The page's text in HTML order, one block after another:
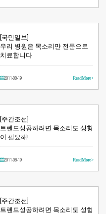
[국민일보]
우리 병원은 목소리만 전문으로
치료합니다
2011-08-19 Read More >
[주간조선]
트렌드성공하려면 목소리도 성형
이 필요해!
2011-08-19 Read More >
[주간조선]
트렌드성공하려면 목소리도 성형